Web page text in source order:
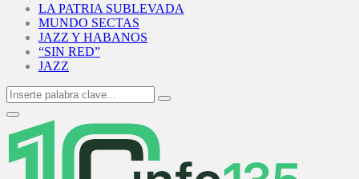
LA PATRIA SUBLEVADA
MUNDO SECTAS
JAZZ Y HABANOS
“SIN RED”
JAZZ
Search
for:
Search
Primary
Menu